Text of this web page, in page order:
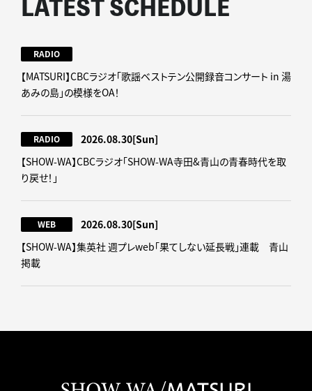
LATEST SCHEDULE
RADIO
【MATSURI】CBCラジオ「歌謡ベストテン公開録音コンサート in 湯
あみの島」の模様をOA！
RADIO 2026.08.30[Sun]
【SHOW-WA】CBCラジオ｢SHOW-WA寺田&青山の青春時代を取
り戻せ！｣
WEB 2026.08.30[Sun]
【SHOW-WA】集英社 週プレweb｢果てしない延長戦｣連載 青山
掲載